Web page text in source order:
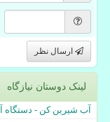
ارسال نظر
لینک دوستان نیازگاه
آب شیرین کن - دستگاه